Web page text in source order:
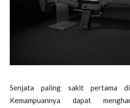
Senjata paling sakit pertama
Kemampuannya dapat